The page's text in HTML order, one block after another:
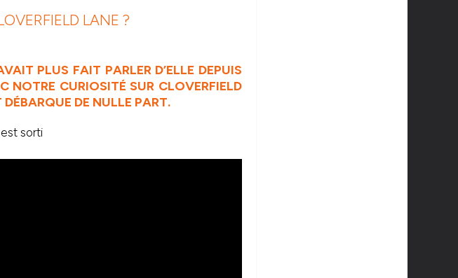
LANE ?
PLUS FAIT PARLER D’ELLE DEPUIS
NOTRE CURIOSITÉ SUR CLOVERFIELD
DE NULLE PART.
sorti